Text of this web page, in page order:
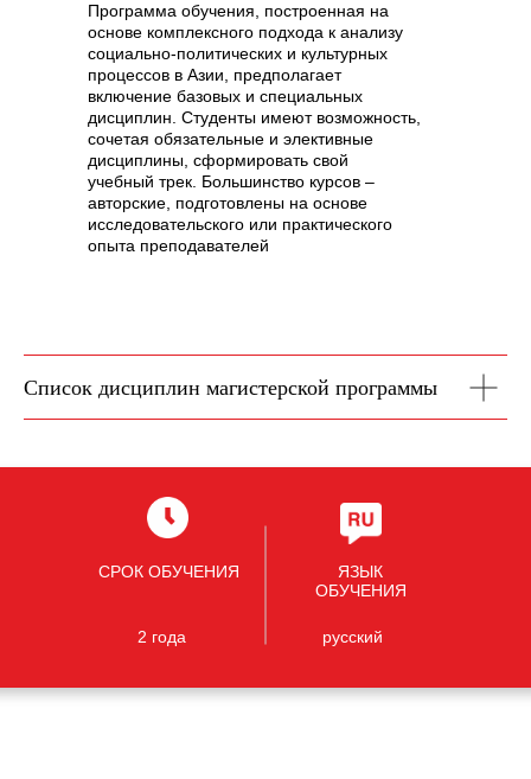
Программа обучения, построенная на
основе комплексного подхода к анализу
социально-политических и культурных
процессов в Азии, предполагает
включение базовых и специальных
дисциплин. Студенты имеют возможность,
сочетая обязательные и элективные
дисциплины, сформировать свой
учебный трек. Большинство курсов –
авторские, подготовлены на основе
исследовательского или практического
опыта преподавателей
Список дисциплин магистерской программы
СРОК ОБУЧЕНИЯ
ЯЗЫК
ОБУЧЕНИЯ
2 года русский